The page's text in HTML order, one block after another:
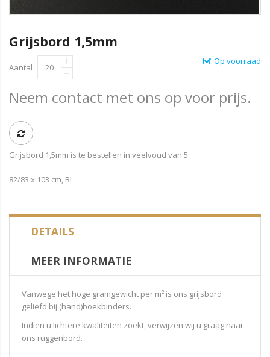
Grijsbord 1,5mm
Op voorraad
Aantal
Neem contact met ons op voor prijs.
Grijsbord 1,5mm is te bestellen in veelvoud van 5
82/83 x 103 cm, BL
DETAILS
MEER INFORMATIE
Vanwege het hoge gramgewicht per m² is ons grijsbord
geliefd bij (hand)boekbinders.
Indien u lichtere kwaliteiten zoekt, verwijzen wij u graag naar
ons ruggenbord.